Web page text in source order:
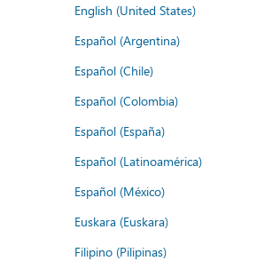
English (United States)
Español (Argentina)
Español (Chile)
Español (Colombia)
Español (España)
Español (Latinoamérica)
Español (México)
Euskara (Euskara)
Filipino (Pilipinas)